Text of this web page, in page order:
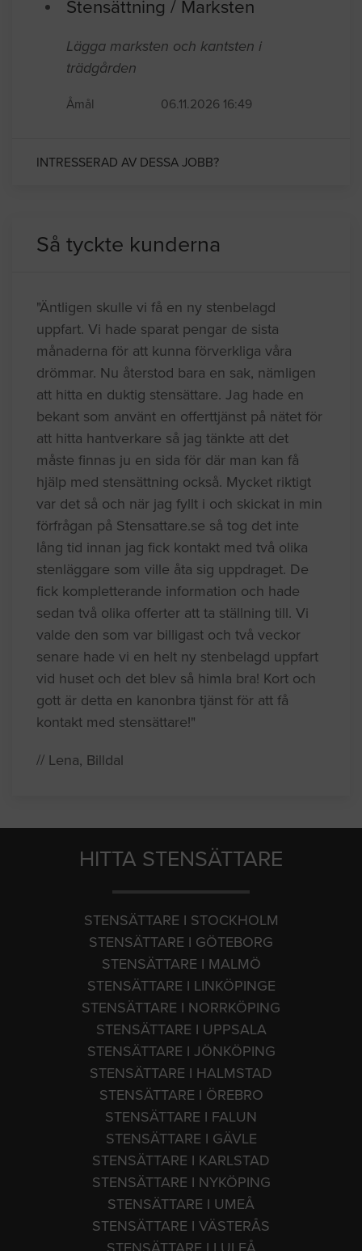
Stensättning / Marksten
Lägga marksten och kantsten i
trädgården
Åmål 06.11.2026 16:49
INTRESSERAD AV DESSA JOBB?
Så tyckte kunderna
"Äntligen skulle vi få en ny stenbelagd
uppfart. Vi hade sparat pengar de sista
månaderna för att kunna förverkliga våra
drömmar. Nu återstod bara en sak, nämligen
att hitta en duktig stensättare. Jag hade en
bekant som använt en offerttjänst på nätet för
att hitta hantverkare så jag tänkte att det
måste finnas ju en sida för där man kan få
hjälp med stensättning också. Mycket riktigt
var det så och när jag fyllt i och skickat in min
förfrågan på Stensattare.se så tog det inte
lång tid innan jag fick kontakt med två olika
stenläggare som ville åta sig uppdraget. De
fick kompletterande information och hade
sedan två olika offerter att ta ställning till. Vi
valde den som var billigast och två veckor
senare hade vi en helt ny stenbelagd uppfart
vid huset och det blev så himla bra! Kort och
gott är detta en kanonbra tjänst för att få
kontakt med stensättare!"
// Lena, Billdal
HITTA STENSÄTTARE
STENSÄTTARE I STOCKHOLM
STENSÄTTARE I GÖTEBORG
STENSÄTTARE I MALMÖ
STENSÄTTARE I LINKÖPINGE
STENSÄTTARE I NORRKÖPING
STENSÄTTARE I UPPSALA
STENSÄTTARE I JÖNKÖPING
STENSÄTTARE I HALMSTAD
STENSÄTTARE I ÖREBRO
STENSÄTTARE I FALUN
STENSÄTTARE I GÄVLE
STENSÄTTARE I KARLSTAD
STENSÄTTARE I NYKÖPING
STENSÄTTARE I UMEÅ
STENSÄTTARE I VÄSTERÅS